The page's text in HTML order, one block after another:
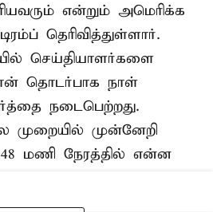
என்றும் அமெரிக்க
தெரிவித்துள்ளார்.
செய்தியாளர்களை
தொடர்பாக நாள்
நடைபெற்றது.
முறையில் முன்னேறி
48 மணி நேரத்தில் என்ன